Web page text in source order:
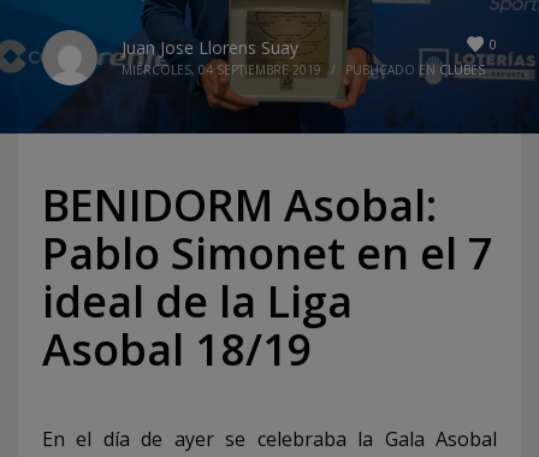
0
Juan Jose Llorens Suay
MIÉRCOLES, 04 SEPTIEMBRE 2019 / PUBLICADO EN CLUBES
BENIDORM Asobal:
Pablo Simonet en el 7
ideal de la Liga
Asobal 18/19
En el día de ayer se celebraba la Gala Asobal